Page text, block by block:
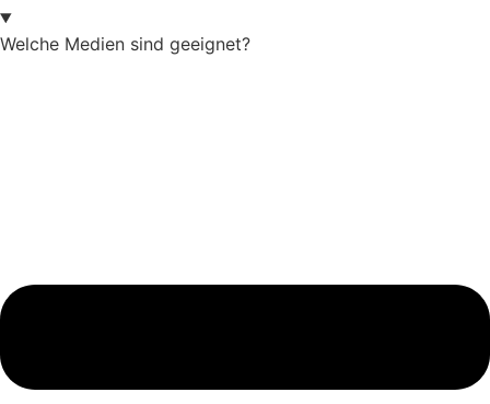
Welche Medien sind geeignet?